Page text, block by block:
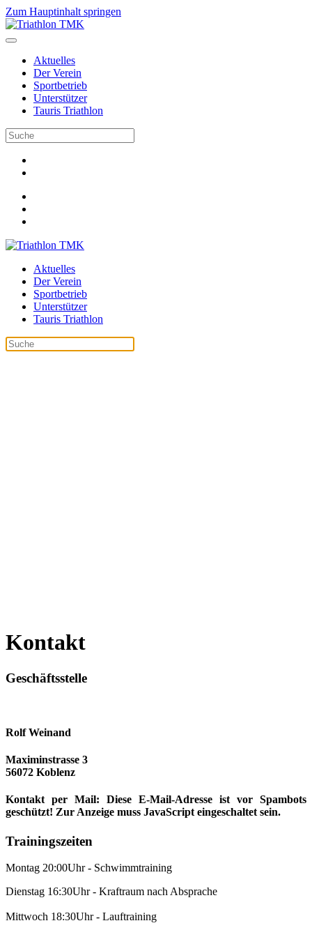
Zum Hauptinhalt springen
Aktuelles
Der Verein
Sportbetrieb
Unterstützer
Tauris Triathlon
Aktuelles
Der Verein
Sportbetrieb
Unterstützer
Tauris Triathlon
Kontakt
Geschäftsstelle
Rolf Weinand
Maximinstrasse 3
56072 Koblenz
Kontakt per Mail: Diese E-Mail-Adresse ist vor Spambots
geschützt! Zur Anzeige muss JavaScript eingeschaltet sein.
Trainingszeiten
Montag 20:00Uhr - Schwimmtraining
Dienstag 16:30Uhr - Kraftraum nach Absprache
Mittwoch 18:30Uhr - Lauftraining